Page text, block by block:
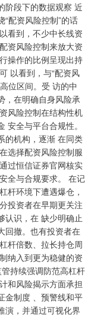
阶段下的数据观察 近
配资风险控制”的话
看到，不少中长线资
资风险控制来放大资
操作的比例呈现出持
以看到，与“配资风
位区间。受 访的中
，在明确自身风险承
风险控制在结构性机
安全与平台合规性。
的机构，逐渐 在同类
选择配资风险控制服
过恒信证券官网核实
全与合规要求。 在记
杆环境下遭遇爆仓，
投资者在早期更关注
认识，在 缺少明确止
回撤。也有投资者在
杆倍数、拉长持仓周
纳入到更为稳健的资
持续强调防范高杠杆
和风险揭示方面承担
金制度 、预警线和平
演，并通过可视化界
+1.42%
+0.93%